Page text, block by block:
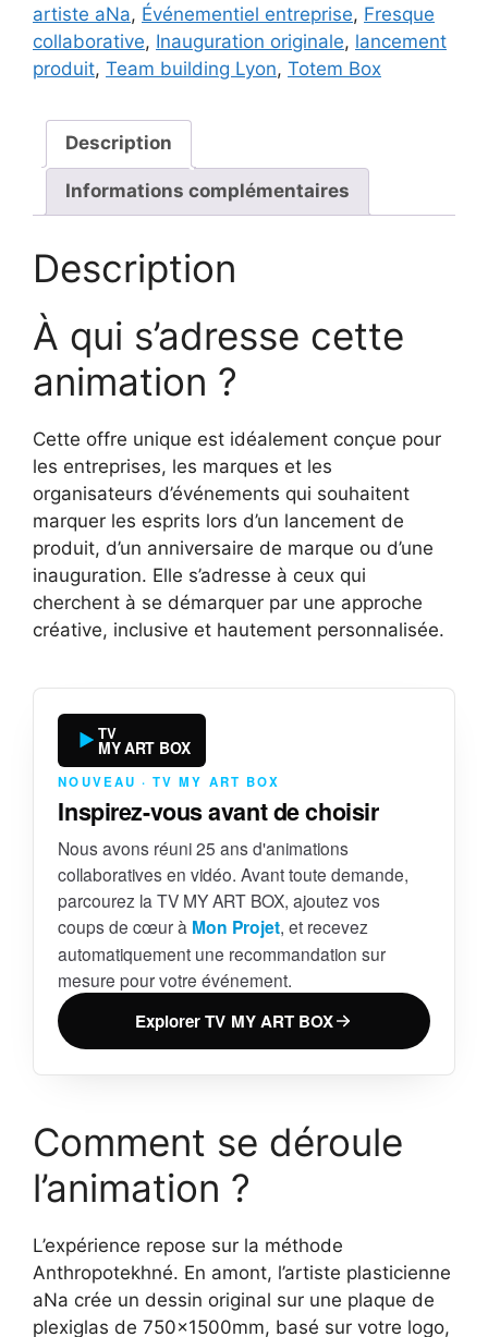
Totem
Box
750x1500mm
Fresque
Collaborative
Personnalisée
artiste aNa, Événementiel entreprise, Fresque
collaborative, Inauguration originale, lancement
produit, Team building Lyon, Totem Box
Description
Informations complémentaires
Description
À qui s’adresse cette
animation ?
Cette offre unique est idéalement conçue pour
les entreprises, les marques et les
organisateurs d’événements qui souhaitent
marquer les esprits lors d’un lancement de
produit, d’un anniversaire de marque ou d’une
inauguration. Elle s’adresse à ceux qui
cherchent à se démarquer par une approche
créative, inclusive et hautement personnalisée.
TV
MY ART BOX
NOUVEAU · TV MY ART BOX
Inspirez-vous avant de choisir
Nous avons réuni 25 ans d'animations
collaboratives en vidéo. Avant toute demande,
parcourez la TV MY ART BOX, ajoutez vos
coups de cœur à Mon Projet, et recevez
automatiquement une recommandation sur
mesure pour votre événement.
Explorer TV MY ART BOX
Comment se déroule
l’animation ?
L’expérience repose sur la méthode
Anthropotekhné. En amont, l’artiste plasticienne
aNa crée un dessin original sur une plaque de
plexiglas de 750x1500mm, basé sur votre logo,